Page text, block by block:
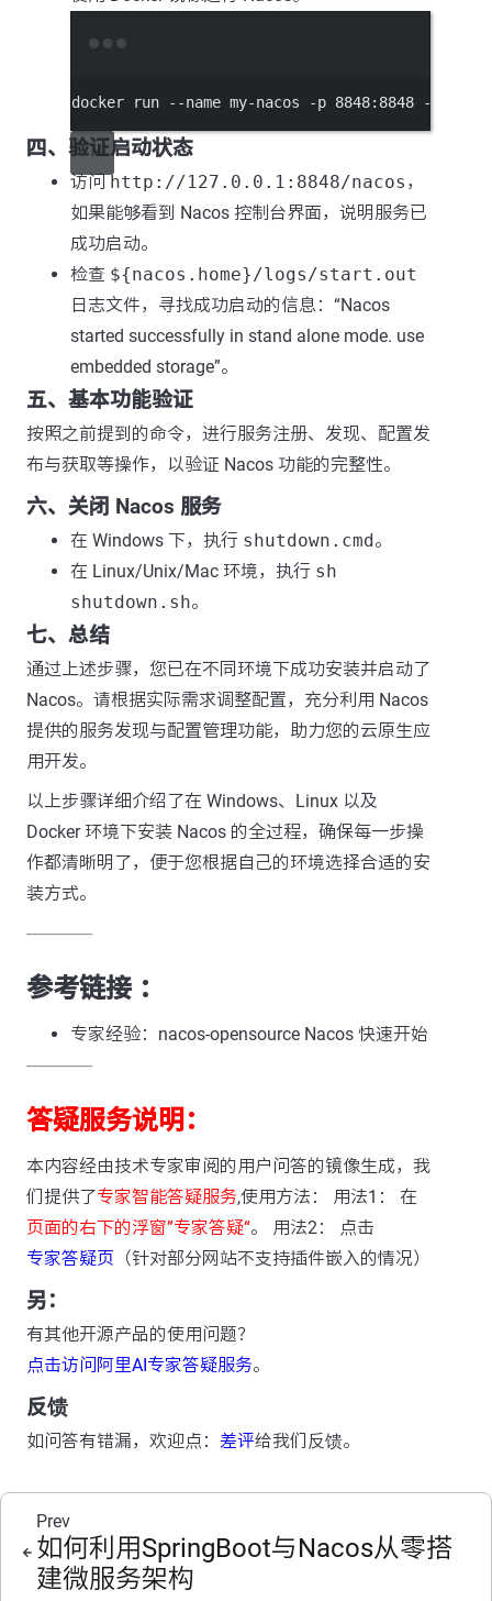
docker run --name my-nacos -p 8848:8848 -d
四、验证启动状态
访问http://127.0.0.1:8848/nacos ，
如果能够看到 Nacos 控制台界面，说明服务已
成功启动。
检查 ${nacos.home}/logs/start.out
日志文件，寻找成功启动的信息：“Nacos
started successfully in stand alone mode. use
embedded storage”。
五、基本功能验证
按照之前提到的命令，进行服务注册、发现、配置发
布与获取等操作，以验证 Nacos 功能的完整性。
六、关闭 Nacos 服务
在 Windows 下，执行 shutdown.cmd。
在 Linux/Unix/Mac 环境，执行 sh
shutdown.sh。
七、总结
通过上述步骤，您已在不同环境下成功安装并启动了
Nacos。请根据实际需求调整配置，充分利用 Nacos
提供的服务发现与配置管理功能，助力您的云原生应
用开发。
以上步骤详细介绍了在 Windows、Linux 以及
Docker 环境下安装 Nacos 的全过程，确保每一步操
作都清晰明了，便于您根据自己的环境选择合适的安
装方式。
---------------
参考链接 ：
专家经验：nacos-opensource Nacos 快速开始
---------------
答疑服务说明：
本内容经由技术专家审阅的用户问答的镜像生成，我
们提供了专家智能答疑服务,使用方法： 用法1： 在
页面的右下的浮窗”专家答疑“。 用法2： 点击
专家答疑页 （针对部分网站不支持插件嵌入的情况）
另：
有其他开源产品的使用问题？
点击访问阿里AI专家答疑服务。
反馈
如问答有错漏，欢迎点： 差评给我们反馈。
Prev
如何利用SpringBoot与Nacos从零搭
建微服务架构